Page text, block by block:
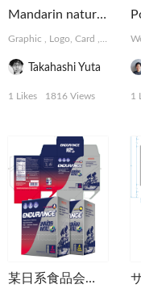
Mandarin natural Chocolate
Graphic Logo, Card
Takahashi Yuta
1 Likes 1816 Views 1
某日系食品会社スポーツ系サプリメントのパッケージ